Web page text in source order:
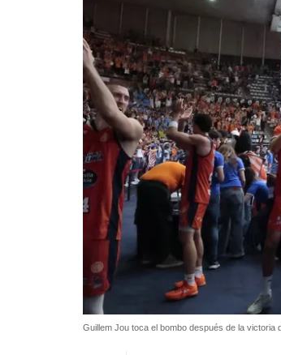
Guillem Jou toca el bombo después de la victoria